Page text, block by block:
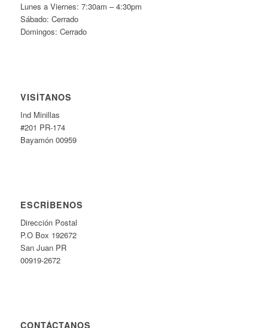
Lunes a Viernes: 7:30am – 4:30pm
Sábado: Cerrado
Domingos: Cerrado
VISÍTANOS
Ind Minillas
#201 PR-174
Bayamón 00959
ESCRÍBENOS
Dirección Postal
P.O Box 192672
San Juan PR
00919-2672
CONTÁCTANOS